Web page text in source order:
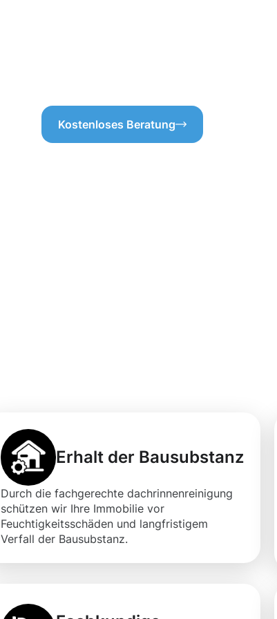
Kostenloses Beratung
Erhalt der Bausubstanz
Durch die fachgerechte dachrinnenreinigung
schützen wir Ihre Immobilie vor
Feuchtigkeitsschäden und langfristigem
Verfall der Bausubstanz.